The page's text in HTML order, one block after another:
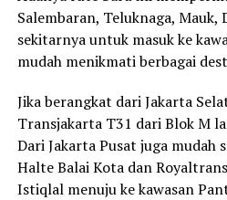
Salembaran, Teluknaga, Mauk,
sekitarnya untuk masuk ke
mudah menikmati berbagai
Jika berangkat dari Jakarta
Transjakarta T31 dari Blok M
Dari Jakarta Pusat juga mudah
Halte Balai Kota dan
Istiqlal menuju ke kawasan